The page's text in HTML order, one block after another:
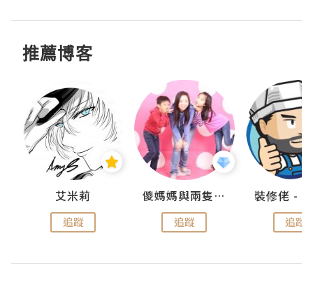
推薦博客
艾米莉
追蹤
儍媽媽與兩隻小魔怪之家
追蹤 追蹤